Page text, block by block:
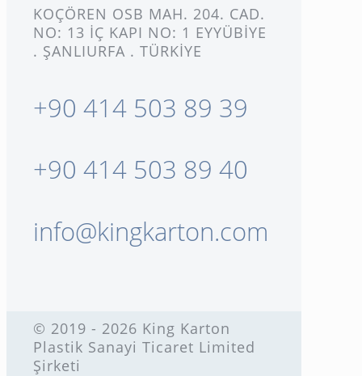
KOÇÖREN OSB MAH. 204. CAD.
NO: 13 İÇ KAPI NO: 1 EYYÜBİYE
. ŞANLIURFA . TÜRKİYE
+90 414 503 89 39
+90 414 503 89 40
info@kingkarton.com
© 2019 - 2026 King Karton
Plastik Sanayi Ticaret Limited
Şirketi